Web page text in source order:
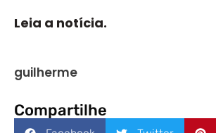
Leia a notícia.
guilherme
Compartilhe